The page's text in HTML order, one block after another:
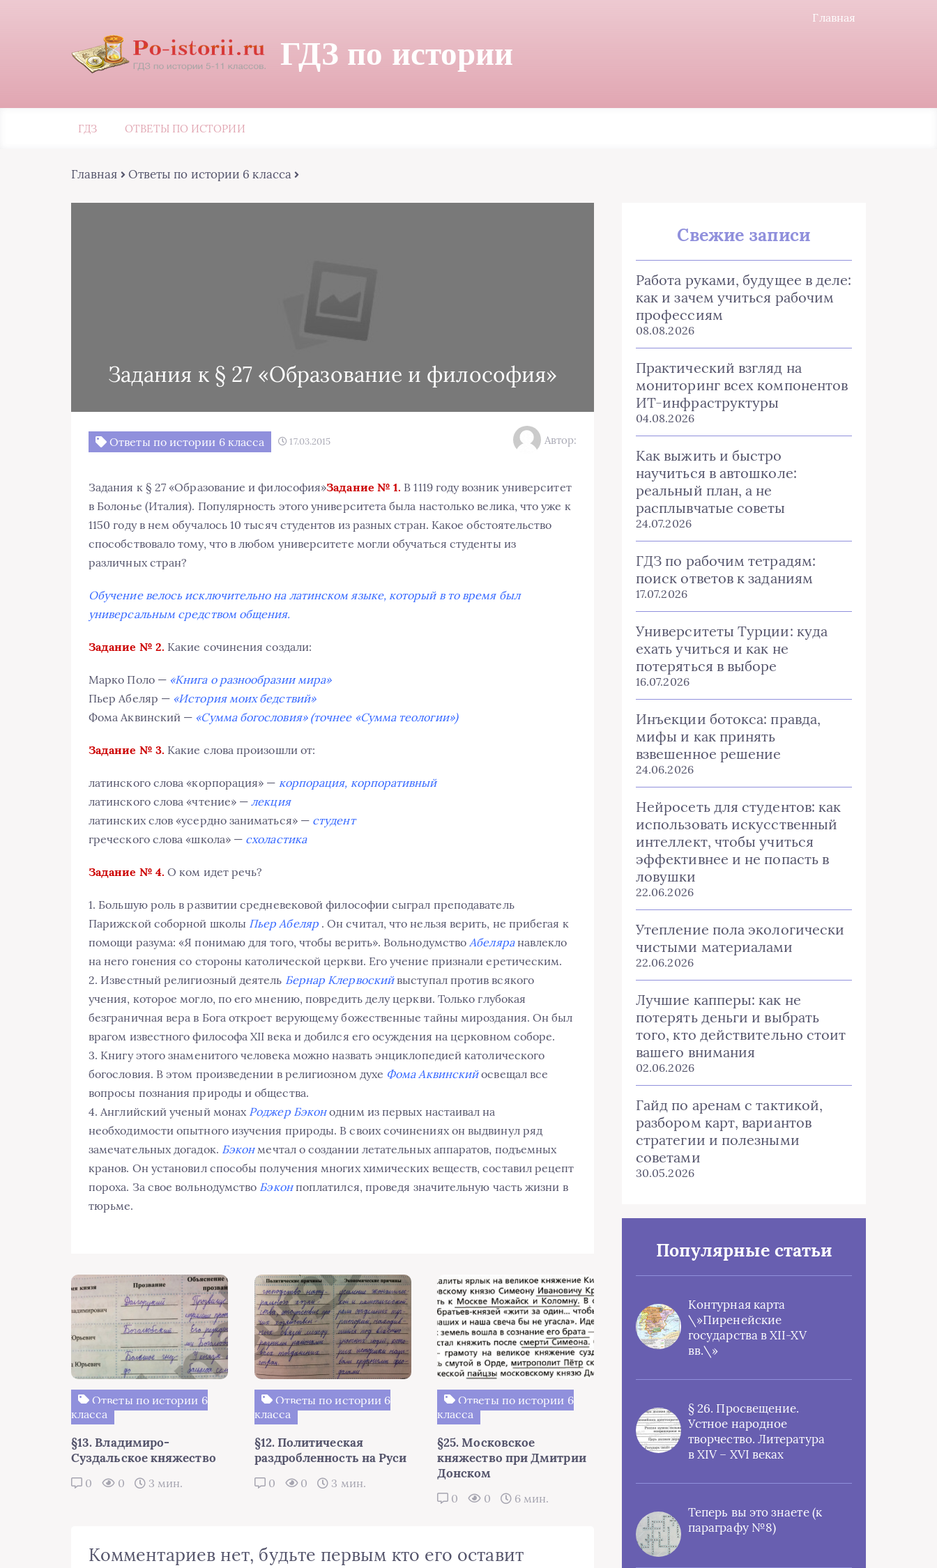
Главная
ГДЗ по истории
ГДЗ ОТВЕТЫ ПО ИСТОРИИ
Главная Ответы по истории 6 класса
Задания к § 27 «Образование и философия»
Ответы по истории 6 класса 17.03.2015 Автор:
Задания к § 27 «Образование и философия»Задание № 1. В 1119 году возник университет
в Болонье (Италия). Популярность этого университета была настолько велика, что уже к
1150 году в нем обучалось 10 тысяч студентов из разных стран. Какое обстоятельство
способствовало тому, что в любом университете могли обучаться студенты из
различных стран?
Обучение велось исключительно на латинском языке, который в то время был
универсальным средством общения.
Задание № 2. Какие сочинения создали:
Марко Поло — «Книга о разнообразии мира»
Пьер Абеляр — «История моих бедствий»
Фома Аквинский — «Сумма богословия» (точнее «Сумма теологии»)
Задание № 3. Какие слова произошли от:
латинского слова «корпорация» — корпорация, корпоративный
латинского слова «чтение» —лекция
латинских слов «усердно заниматься» — студент
греческого слова «школа» — схоластика
Задание № 4. О ком идет речь?
1. Большую роль в развитии средневековой философии сыграл преподаватель
Парижской соборной школы Пьер Абеляр . Он считал, что нельзя верить, не прибегая к
помощи разума: «Я понимаю для того, чтобы верить». ВольнодумствоАбеляра навлекло
на него гонения со стороны католической церкви. Его учение признали еретическим.
2. Известный религиозный деятель Бернар Клервоский выступал против всякого
учения, которое могло, по его мнению, повредить делу церкви. Только глубокая
безграничная вера в Бога откроет верующему божественные тайны мироздания. Он был
врагом известного философа XII века и добился его осуждения на церковном соборе.
3. Книгу этого знаменитого человека можно назвать энциклопедией католического
богословия. В этом произведении в религиозном духе Фома Аквинский освещал все
вопросы познания природы и общества.
4. Английский ученый монах Роджер Бэкон одним из первых настаивал на
необходимости опытного изучения природы. В своих сочинениях он выдвинул ряд
замечательных догадок. Бэкон мечтал о создании летательных аппаратов, подъемных
кранов. Он установил способы получения многих химических веществ, составил рецепт
пороха. За свое вольнодумство Бэкон поплатился, проведя значительную часть жизни в
тюрьме.
Ответы по истории 6
класса
§13. Владимиро-
Суздальское княжество
0 0 3 мин.
Ответы по истории 6
класса
§12. Политическая
раздробленность на Руси
0 0 3 мин.
Ответы по истории 6
класса
§25. Московское
княжество при Дмитрии
Донском
0 0 6 мин.
Комментариев нет, будьте первым кто его оставит
Свежие записи
Работа руками, будущее в деле:
как и зачем учиться рабочим
профессиям
08.08.2026
Практический взгляд на
мониторинг всех компонентов
ИТ-инфраструктуры
04.08.2026
Как выжить и быстро
научиться в автошколе:
реальный план, а не
расплывчатые советы
24.07.2026
ГДЗ по рабочим тетрадям:
поиск ответов к заданиям
17.07.2026
Университеты Турции: куда
ехать учиться и как не
потеряться в выборе
16.07.2026
Инъекции ботокса: правда,
мифы и как принять
взвешенное решение
24.06.2026
Нейросеть для студентов: как
использовать искусственный
интеллект, чтобы учиться
эффективнее и не попасть в
ловушки
22.06.2026
Утепление пола экологически
чистыми материалами
22.06.2026
Лучшие капперы: как не
потерять деньги и выбрать
того, кто действительно стоит
вашего внимания
02.06.2026
Гайд по аренам с тактикой,
разбором карт, вариантов
стратегии и полезными
советами
30.05.2026
Популярные статьи
Контурная карта
\»Пиренейские
государства в XII-XV
вв.\»
§ 26. Просвещение.
Устное народное
творчество. Литература
в XIV – XVI веках
Теперь вы это знаете (к
параграфу №8)